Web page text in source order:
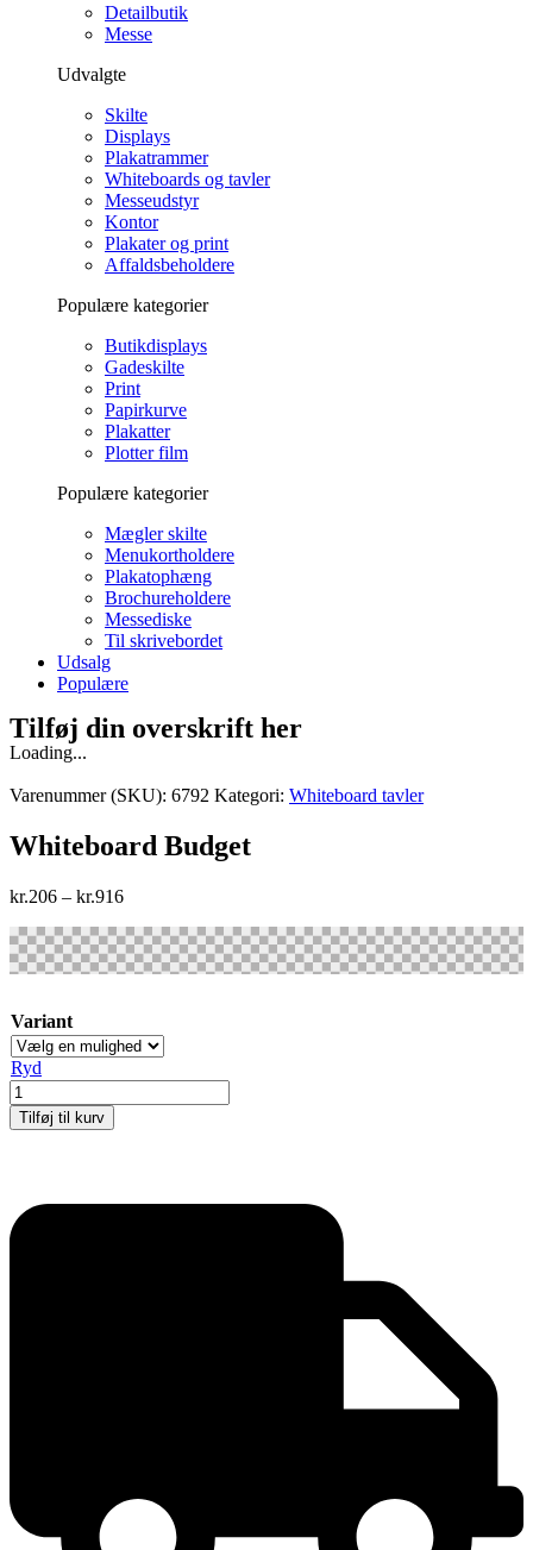
Detailbutik
Messe
Udvalgte
Skilte
Displays
Plakatrammer
Whiteboards og tavler
Messeudstyr
Kontor
Plakater og print
Affaldsbeholdere
Populære kategorier
Butikdisplays
Gadeskilte
Print
Papirkurve
Plakatter
Plotter film
Populære kategorier
Mægler skilte
Menukortholdere
Plakatophæng
Brochureholdere
Messediske
Til skrivebordet
Udsalg
Populære
Tilføj din overskrift her
Loading...
Varenummer (SKU): 6792 Kategori: Whiteboard tavler
Whiteboard Budget
kr.206 – kr.916
Variant
Ryd
Whiteboard
Budget
antal
Tilføj til kurv